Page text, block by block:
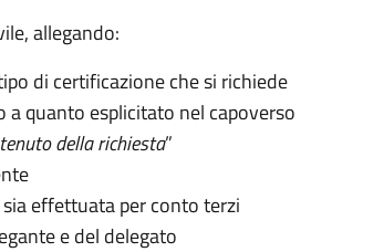
allegando:
di certificazione che si richiede
quanto esplicitato nel capoverso
della richiesta”
effettuata per conto terzi
e del delegato